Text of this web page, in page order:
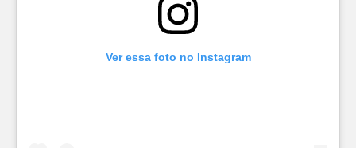
Ver essa foto no Instagram